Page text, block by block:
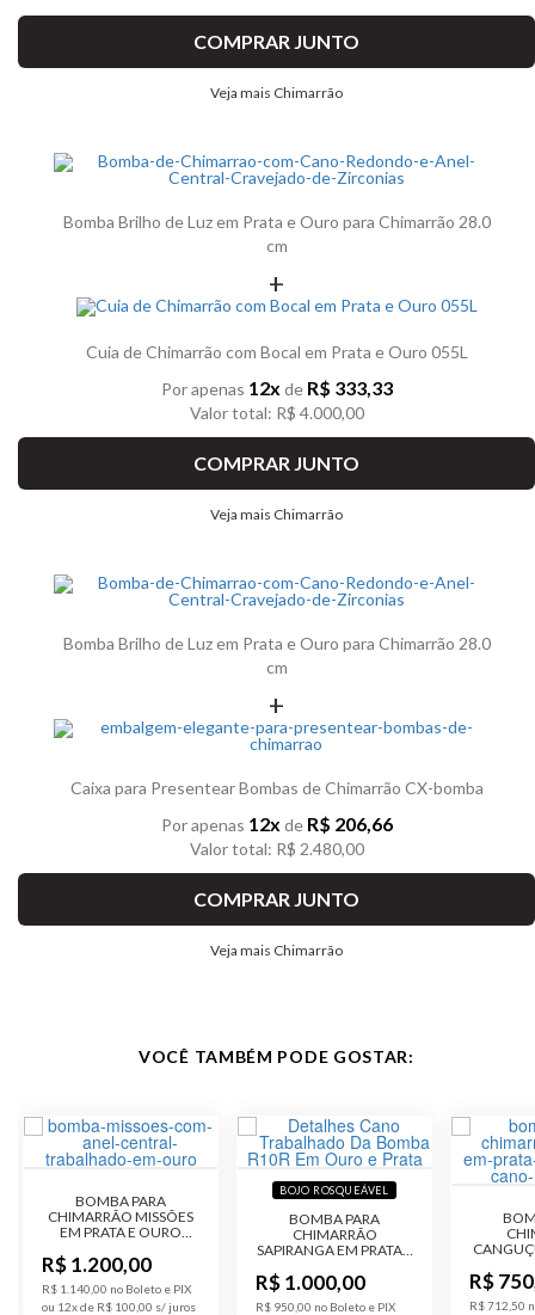
COMPRAR JUNTO
Veja mais Chimarrão
Bomba Brilho de Luz em Prata e Ouro para Chimarrão 28.0
cm
+
Cuia de Chimarrão com Bocal em Prata e Ouro 055L
Por apenas 12xde R$ 333,33
Valor total: R$ 4.000,00
COMPRAR JUNTO
Veja mais Chimarrão
Bomba Brilho de Luz em Prata e Ouro para Chimarrão 28.0
cm
+
Caixa para Presentear Bombas de Chimarrão CX-bomba
Por apenas 12xde R$ 206,66
Valor total: R$ 2.480,00
COMPRAR JUNTO
Veja mais Chimarrão
VOCÊ TAMBÉM PODE GOSTAR:
BOMBA PARA
CHIMARRÃO MISSÕES
EM PRATA E OURO
R$ 1.200,00
R$ 1.140,00 no Boleto e PIX
ou 12x de R$ 100,00
BOJO ROSQUEÁVEL
BOMBA PARA
CHIMARRÃO
SAPIRANGA EM PRATA E
REDONDO
R$ 1.000,00
R$ 950,00 no Boleto e PIX
R$
R$ 712,50